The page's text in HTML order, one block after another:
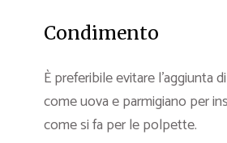
Condimento
È preferibile evitare l’aggiunta
come uova e parmigiano per
come si fa per le polpette.